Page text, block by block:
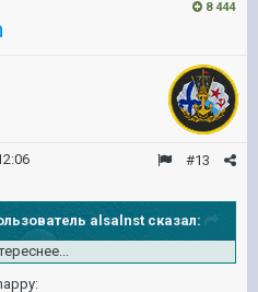
8 444
#13
alsalnst сказал: